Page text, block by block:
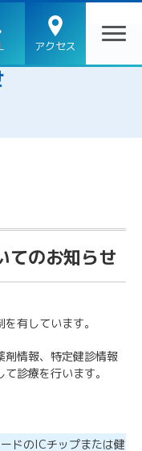
アクセス
てのお知らせ
有しています。
剤情報、特定健診情報
診療を行います。
ドのICチップまたは健